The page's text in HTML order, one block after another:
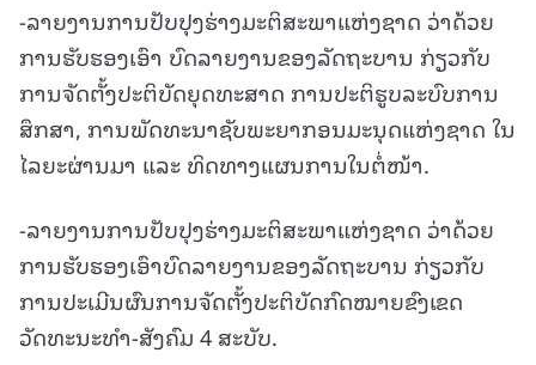
-ລາຍງານການປັບປຸງຮ່າງມະຕິສະພາແຫ່ງຊາດ ວ່າດ້ວຍ
ການຮັບຮອງເອົາ ບົດລາຍງານຂອງລັດຖະບານ ກ່ຽວກັບ
ການຈັດຕັ້ງປະຕິບັດຍຸດທະສາດ ການປະຕິຮູບລະບົບການ
ສຶກສາ, ການພັດທະນາຊັບພະຍາກອນມະນຸດແຫ່ງຊາດ ໃນ
ໄລຍະຜ່ານມາ ແລະ ທິດທາງແຜນການໃນຕໍ່ໜ້າ.
-ລາຍງານການປັບປຸງຮ່າງມະຕິສະພາແຫ່ງຊາດ ວ່າດ້ວຍ
ການຮັບຮອງເອົາບົດລາຍງານຂອງລັດຖະບານ ກ່ຽວກັບ
ການປະເມີນຜົນການຈັດຕັ້ງປະຕິບັດກົດໝາຍຂົງເຂດ
ວັດທະນະທຳ-ສັງຄົມ 4 ສະບັບ.